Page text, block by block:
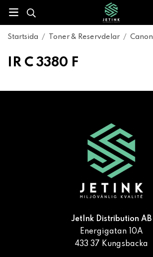
Startsida / Toner & Reservdelar / Canon
IR C 3380 F
JetInk Distribution AB
Energigatan 10A
433 37 Kungsbacka